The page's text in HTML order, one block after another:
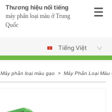
Thương hiệu nổi tiếng
máy phân loại màu ở Trung
Quốc
Tiếng Việt
Máy phân loại màu gạo > Máy Phân Loại